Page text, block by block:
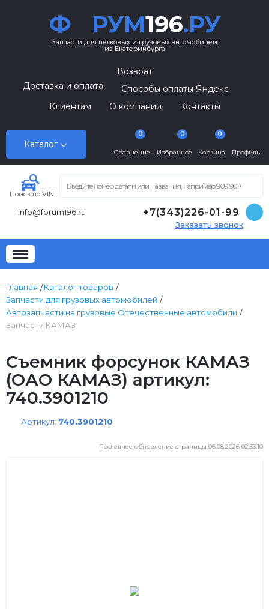
Ф РУМ196.РУ
Запчасти для легковых и грузовых автомобилей
из Екатеринбурга
Каталог
Возврат
Доставка и оплата
Способы оплаты Яндекс
Клиентам
О компании Контакты
Сравнение
0
Избранное
0
Корзина
0
Профиль
Поиск по VIN
info@forum196.ru +7(343)226-01-99
Заказать звонок
Главная
Каталог товаров
Запчасти для грузовых автомобилей
Автозапчасти на грузовые Отечественные автомобили
Запчасти КАМАЗ
Съемник форсунок КАМАЗ
(ОАО КАМАЗ) артикул:
740.3901210
Артикул: 740.3901210
Последнее обновление страницы 06.08.2026 02:33:10